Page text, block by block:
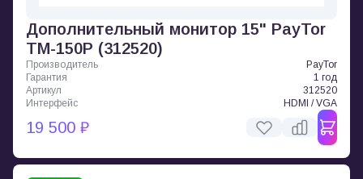
Дополнительный монитор 15" PayTor
TM-150P (312520)
Производитель
PayTor
Гарантия
1 год
Артикул
312520
Интерфейс
HDMI / VGA
19 500 ₽